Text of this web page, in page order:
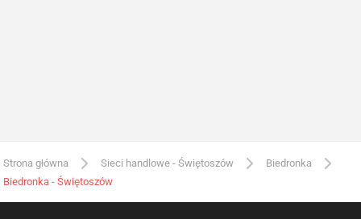
Strona główna Sieci handlowe - Świętoszów
Biedronka
Biedronka - Świętoszów